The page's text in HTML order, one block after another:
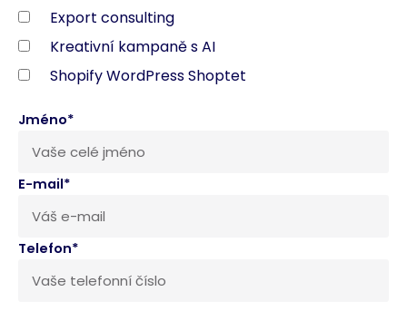
Export consulting
Kreativní kampaně s AI
Shopify WordPress Shoptet
Jméno*
E-mail*
Telefon*